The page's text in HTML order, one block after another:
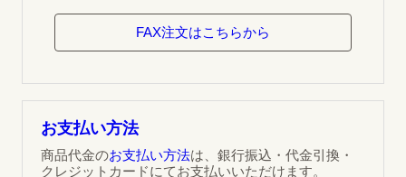
FAX注文はこちらから
お支払い方法
商品代金のお支払い方法は、銀行振込・代金引換・
クレジットカードにてお支払いいただけます。